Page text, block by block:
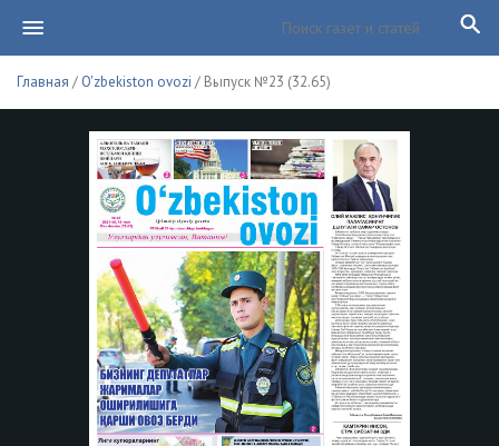
Главная / O'zbekiston ovozi / Выпуск №23 (32.65)